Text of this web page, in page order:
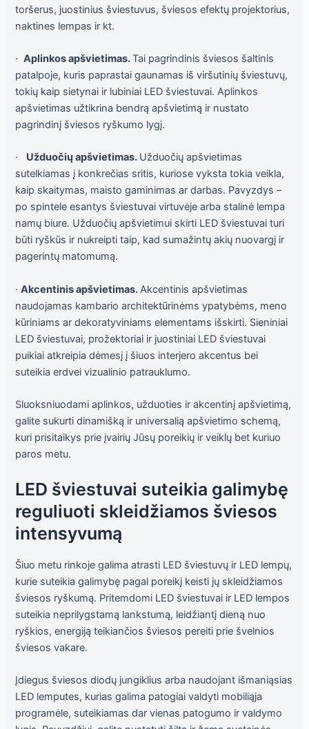
toršerus, juostinius šviestuvus, šviesos efektų projektorius,
naktines lempas ir kt.
·Aplinkos apšvietimas.Tai pagrindinis šviesos šaltinis
patalpoje, kuris paprastai gaunamas iš viršutinių šviestuvų,
tokių kaip sietynai ir lubiniai LED šviestuvai. Aplinkos
apšvietimas užtikrina bendrą apšvietimą ir nustato
pagrindinį šviesos ryškumo lygį.
· Užduočių apšvietimas. Užduočių apšvietimas
sutelkiamas į konkrečias sritis, kuriose vyksta tokia veikla,
kaip skaitymas, maisto gaminimas ar darbas. Pavyzdys –
po spintele esantys šviestuvai virtuvėje arba stalinė lempa
namų biure. Užduočių apšvietimui skirti LED šviestuvai turi
būti ryškūs ir nukreipti taip, kad sumažintų akių nuovargį ir
pagerintų matomumą.
·Akcentinis apšvietimas. Akcentinis apšvietimas
naudojamas kambario architektūrinėms ypatybėms, meno
kūriniams ar dekoratyviniams elementams išskirti. Sieniniai
LED šviestuvai, prožektoriai ir juostiniai LED šviestuvai
puikiai atkreipia dėmesį į šiuos interjero akcentus bei
suteikia erdvei vizualinio patrauklumo.
Sluoksniuodami aplinkos, užduoties ir akcentinį apšvietimą,
galite sukurti dinamišką ir universalią apšvietimo schemą,
kuri prisitaikys prie įvairių Jūsų poreikių ir veiklų bet kuriuo
paros metu.
LED šviestuvai suteikia galimybę
reguliuoti skleidžiamos šviesos
intensyvumą
Šiuo metu rinkoje galima atrasti LED šviestuvų ir LED lempų,
kurie suteikia galimybę pagal poreikį keisti jų skleidžiamos
šviesos ryškumą. Pritemdomi LED šviestuvai ir LED lempos
suteikia neprilygstamą lankstumą, leidžiantį dieną nuo
ryškios, energiją teikiančios šviesos pereiti prie švelnios
šviesos vakare.
Įdiegus šviesos diodų jungiklius arba naudojant išmaniąsias
LED lemputes, kurias galima patogiai valdyti mobiliąja
programėle, suteikiamas dar vienas patogumo ir valdymo